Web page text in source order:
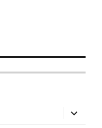
öffnen